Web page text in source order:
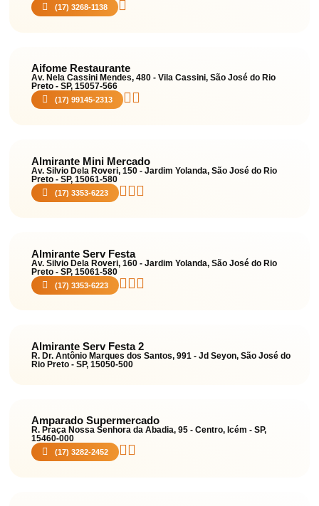
(17) 3268-1138
Aifome Restaurante
Av. Nela Cassini Mendes, 480 - Vila Cassini, São José do Rio
Preto - SP, 15057-566
(17) 99145-2313
Almirante Mini Mercado
Av. Silvio Dela Roveri, 150 - Jardim Yolanda, São José do Rio
Preto - SP, 15061-580
(17) 3353-6223
Almirante Serv Festa
Av. Silvio Dela Roveri, 160 - Jardim Yolanda, São José do Rio
Preto - SP, 15061-580
(17) 3353-6223
Almirante Serv Festa 2
R. Dr. Antônio Marques dos Santos, 991 - Jd Seyon, São José do
Rio Preto - SP, 15050-500
Amparado Supermercado
R. Praça Nossa Senhora da Abadia, 95 - Centro, Icém - SP,
15460-000
(17) 3282-2452